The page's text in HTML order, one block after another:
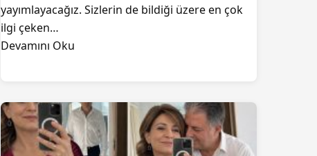
yayımlayacağız. Sizlerin de bildiği üzere en çok
ilgi çeken…
Devamını Oku